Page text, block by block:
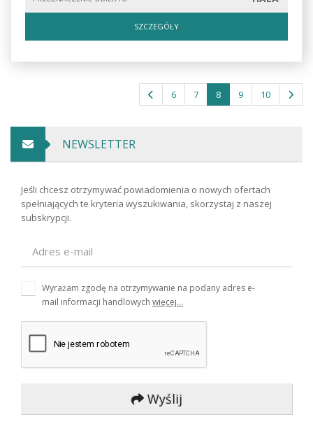
SZCZEGÓŁY
6 7 8 9 10
NEWSLETTER
Jeśli chcesz otrzymywać powiadomienia o nowych ofertach
spełniających te kryteria wyszukiwania, skorzystaj z naszej
subskrypcji.
Wyrażam zgodę na otrzymywanie na podany adres e-
mail informacji handlowych więcej...
Wyślij